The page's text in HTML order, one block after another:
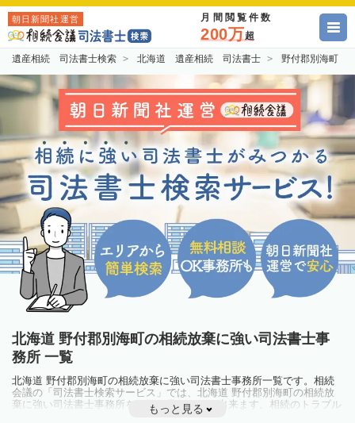
朝日新聞社運営 月間閲覧件数
200万超
遺産相続 司法書士検索 北海道 遺産相続 司法書士 野付郡別海町
北海道 野付郡別海町の相続放棄に強い司法書士事
務所 一覧
北海道 野付郡別海町の相続放棄に強い司法書士事務所一覧です。相続
会議の「司法書士検索サービス」では、北海道 野付郡別海町の相続放
棄に強い司法書士事務所を一覧で見ることが出来ます。相続のトラブル
やお悩みを抱えている方は一度近隣の司法書士に相談してみましょう。
もっと見る